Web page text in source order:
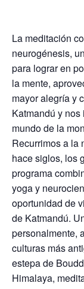
La meditación
neurogénesis,
para lograr en
la mente,
mayor alegría y
Katmandú y
mundo de la
Recurrimos a la
hace siglos, los
programa
yoga y
oportunidad de
de Katmandú.
personalmente,
culturas más
estepa de
Himalaya,